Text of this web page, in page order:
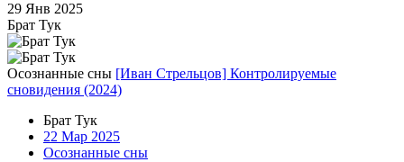
29 Янв 2025
Брат Тук
Осознанные сны [Иван Стрельцов] Контролируемые
сновидения (2024)
Брат Тук
22 Мар 2025
Осознанные сны